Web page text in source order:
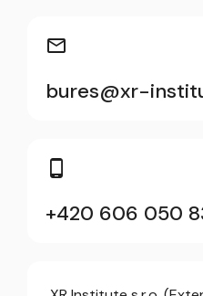
bures@xr-
+420 606 050